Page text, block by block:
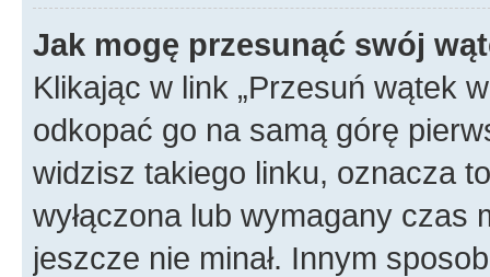
Jak mogę przesunąć swój
Klikając w link „Przesuń wątek
odkopać go na samą górę
widzisz takiego linku, oznacza
wyłączona lub wymagany czas
jeszcze nie minał. Innym